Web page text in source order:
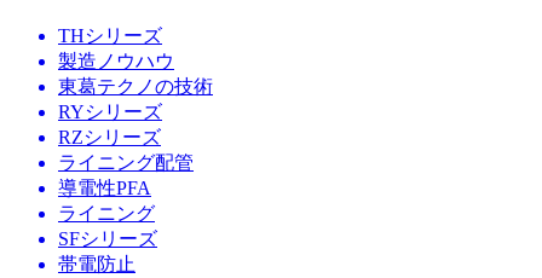
THシリーズ
製造ノウハウ
東葛テクノの技術
RYシリーズ
RZシリーズ
ライニング配管
導電性PFA
ライニング
SFシリーズ
帯電防止